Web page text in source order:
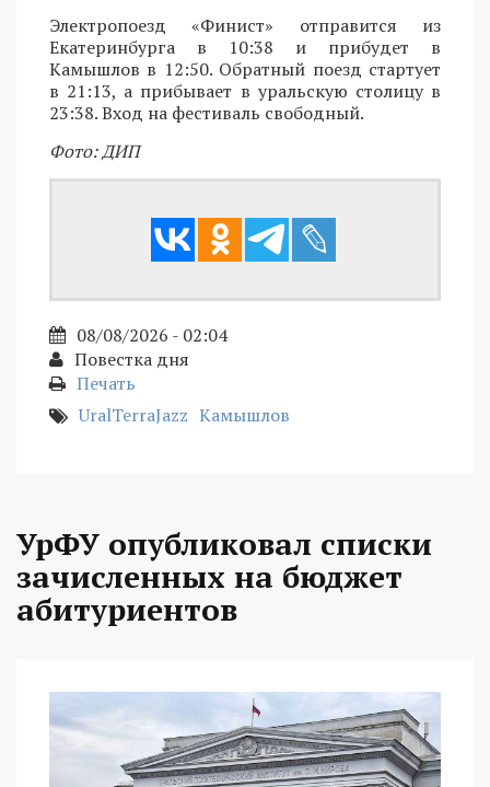
Электропоезд «Финист» отправится из
Екатеринбурга в 10:38 и прибудет в
Камышлов в 12:50. Обратный поезд стартует
в 21:13, а прибывает в уральскую столицу в
23:38. Вход на фестиваль свободный.
Фото: ДИП
08/08/2026 - 02:04
Повестка дня
Печать
UralTerraJazz Камышлов
УрФУ опубликовал списки
зачисленных на бюджет
абитуриентов